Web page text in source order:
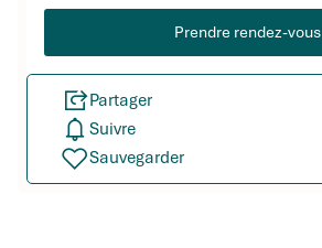
Prendre rendez-vous
Partager
Suivre
Sauvegarder